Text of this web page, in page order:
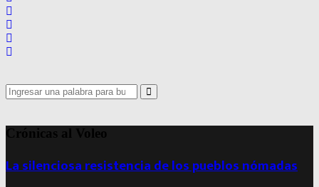
Search
for:
Search
Crónicas al Voleo
La silenciosa resistencia de los pueblos nómadas